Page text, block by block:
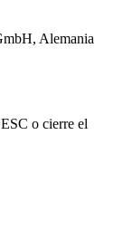
Alemania
o cierre el